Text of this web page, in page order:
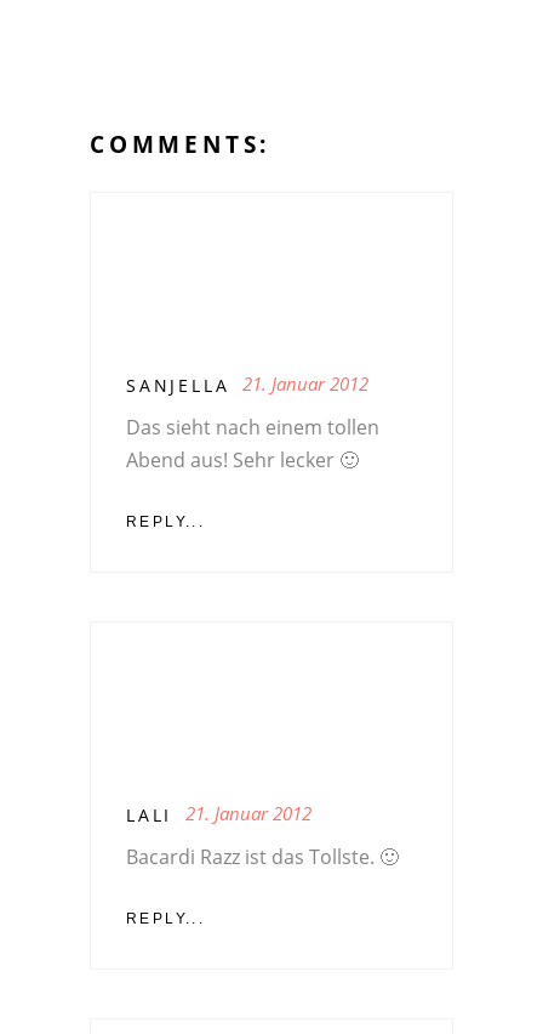
COMMENTS:
SANJELLA 21. Januar 2012
Das sieht nach einem tollen
Abend aus! Sehr lecker 🙂
REPLY...
LALI 21. Januar 2012
Bacardi Razz ist das Tollste. 🙂
REPLY...